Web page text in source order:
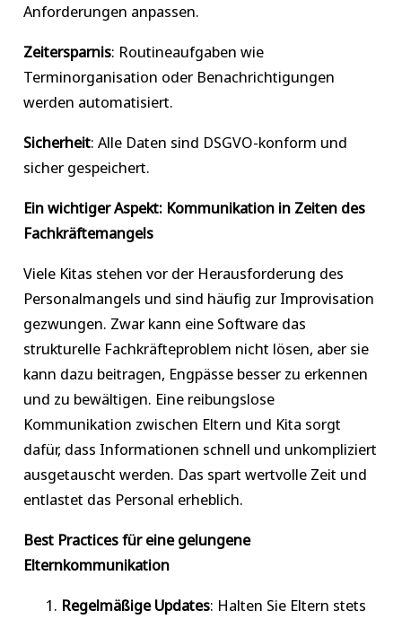
Anforderungen anpassen.
Zeitersparnis: Routineaufgaben wie
Terminorganisation oder Benachrichtigungen
werden automatisiert.
Sicherheit: Alle Daten sind DSGVO-konform und
sicher gespeichert.
Ein wichtiger Aspekt: Kommunikation in Zeiten des
Fachkräftemangels
Viele Kitas stehen vor der Herausforderung des
Personalmangels und sind häufig zur Improvisation
gezwungen. Zwar kann eine Software das
strukturelle Fachkräfteproblem nicht lösen, aber sie
kann dazu beitragen, Engpässe besser zu erkennen
und zu bewältigen. Eine reibungslose
Kommunikation zwischen Eltern und Kita sorgt
dafür, dass Informationen schnell und unkompliziert
ausgetauscht werden. Das spart wertvolle Zeit und
entlastet das Personal erheblich.
Best Practices für eine gelungene
Elternkommunikation
Regelmäßige Updates: Halten Sie Eltern stets